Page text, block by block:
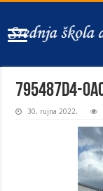
795487d4-
30. rujna 2022.